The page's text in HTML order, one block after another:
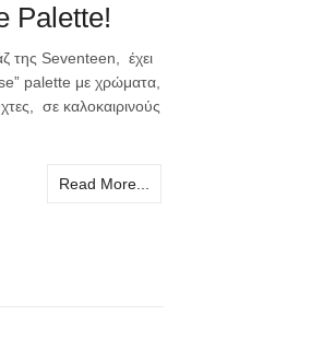
Palette!
της Seventeen, έχει
palette με χρώματα,
σε καλοκαιρινούς
Read More...